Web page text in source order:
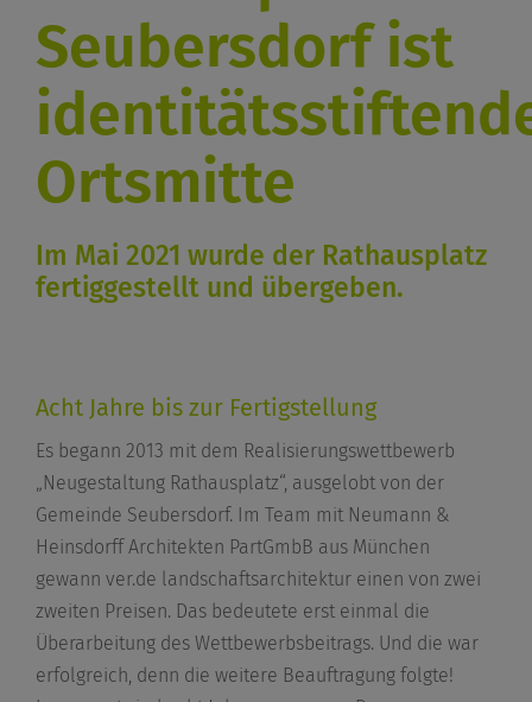
Seubersdorf ist
Ortsmitte
Im Mai 2021 wurde der Rathausplatz
fertiggestellt und übergeben.
Acht Jahre bis zur Fertigstellung
Es begann 2013 mit dem Realisierungswettbewerb
„Neugestaltung Rathausplatz“, ausgelobt von der
Gemeinde Seubersdorf. Im Team mit Neumann &
Heinsdorff Architekten PartGmbB aus München
gewann ver.de landschaftsarchitektur einen von zwei
zweiten Preisen. Das bedeutete erst einmal die
Überarbeitung des Wettbewerbsbeitrags. Und die war
erfolgreich, denn die weitere Beauftragung folgte!